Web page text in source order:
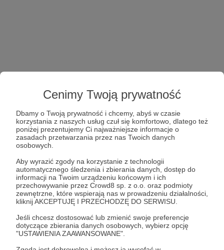
Cenimy Twoją prywatność
Dbamy o Twoją prywatność i chcemy, abyś w czasie
korzystania z naszych usług czuł się komfortowo, dlatego też
poniżej prezentujemy Ci najważniejsze informacje o
zasadach przetwarzania przez nas Twoich danych
osobowych.
Aby wyrazić zgody na korzystanie z technologii
automatycznego śledzenia i zbierania danych, dostęp do
informacji na Twoim urządzeniu końcowym i ich
przechowywanie przez Crowd8 sp. z o.o. oraz podmioty
zewnętrzne, które wspierają nas w prowadzeniu działalności,
kliknij AKCEPTUJĘ I PRZECHODZĘ DO SERWISU.
Jeśli chcesz dostosować lub zmienić swoje preferencje
dotyczące zbierania danych osobowych, wybierz opcję
"USTAWIENIA ZAAWANSOWANE".